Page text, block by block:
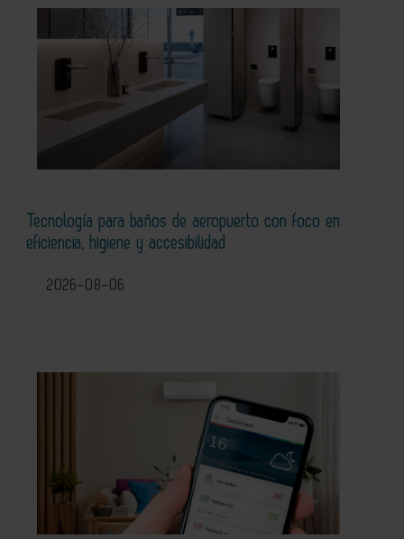
Tecnología para baños de aeropuerto con foco en
eficiencia, higiene y accesibilidad
2026-08-06